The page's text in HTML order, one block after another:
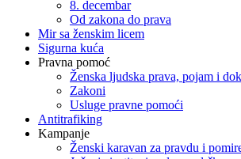
8. decembar
Od zakona do prava
Mir sa ženskim licem
Sigurna kuća
Pravna pomoć
Ženska ljudska prava, pojam i
Zakoni
Usluge pravne pomoći
Antitrafiking
Kampanje
Ženski karavan za pravdu i